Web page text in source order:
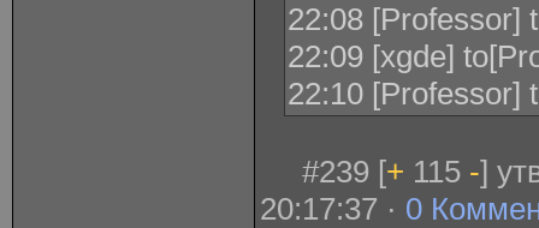
22:08 [Professor]
22:09 [xgde]
22:10 [Professor]
#239 [+ 115 -]
20:17:37 · 0